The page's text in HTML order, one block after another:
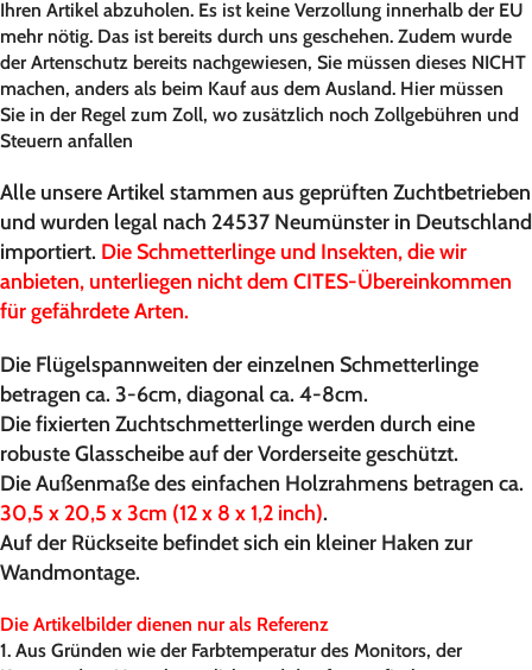
Ihren Artikel abzuholen. Es ist keine Verzollung innerhalb der EU
mehr nötig. Das ist bereits durch uns geschehen. Zudem wurde
der Artenschutz bereits nachgewiesen, Sie müssen dieses NICHT
machen, anders als beim Kauf aus dem Ausland. Hier müssen
Sie in der Regel zum Zoll, wo zusätzlich noch Zollgebühren und
Steuern anfallen
Alle unsere Artikel stammen aus geprüften Zuchtbetrieben
und wurden legal nach 24537 Neumünster in Deutschland
importiert. Die Schmetterlinge und Insekten, die wir
anbieten, unterliegen nicht dem CITES-Übereinkommen
für gefährdete Arten.
Die Flügelspannweiten der einzelnen Schmetterlinge
betragen ca. 3-6cm, diagonal ca. 4-8cm.
Die fixierten Zuchtschmetterlinge werden durch eine
robuste Glasscheibe auf der Vorderseite geschützt.
Die Außenmaße des einfachen Holzrahmens betragen ca.
30,5 x 20,5 x 3cm (12 x 8 x 1,2 inch).
Auf der Rückseite befindet sich ein kleiner Haken zur
Wandmontage.
Die Artikelbilder dienen nur als Referenz
1. Aus Gründen wie der Farbtemperatur des Monitors, der